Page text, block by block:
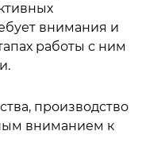
внимания и
работы с ним
производство
вниманием к